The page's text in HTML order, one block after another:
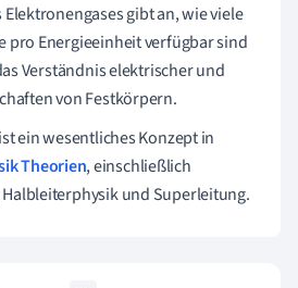
gibt an, wie viele
pro Energieeinheit verfügbar sind
Verständnis elektrischer und
von Festkörpern.
ein wesentliches Konzept in
Theorien, einschließlich
und Superleitung.